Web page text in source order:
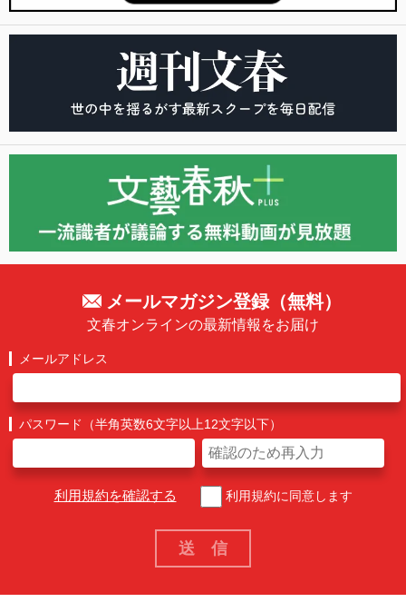
メールマガジン登録（無料）
文春オンラインの最新情報をお届け
メールアドレス
パスワード（半角英数6文字以上12文字以下）
利用規約を確認する 利用規約に同意します